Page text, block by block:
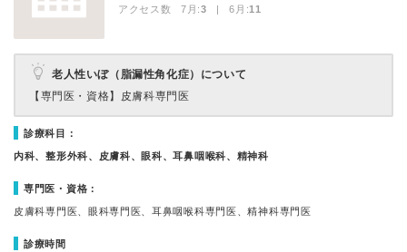
アクセス数 7月:3 | 6月:11
老人性いぼ（脂漏性角化症）について
【専門医・資格】 皮膚科専門医
診療科目：
内科、整形外科、皮膚科、眼科、耳鼻咽喉科、精神科
専門医・資格：
皮膚科専門医、眼科専門医、耳鼻咽喉科専門医、精神科専門医
診療時間